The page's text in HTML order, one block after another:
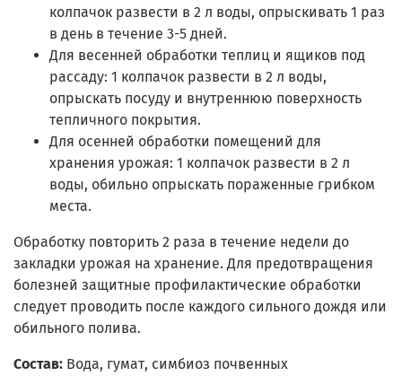
колпачок развести в 2 л воды, опрыскивать 1 раз
в день в течение 3-5 дней.
Для весенней обработки теплиц и ящиков под
рассаду: 1 колпачок развести в 2 л воды,
опрыскать посуду и внутреннюю поверхность
тепличного покрытия.
Для осенней обработки помещений для
хранения урожая: 1 колпачок развести в 2 л
воды, обильно опрыскать пораженные грибком
места.
Обработку повторить 2 раза в течение недели до
закладки урожая на хранение. Для предотвращения
болезней защитные профилактические обработки
следует проводить после каждого сильного дождя или
обильного полива.
Состав: Вода, гумат, симбиоз почвенных